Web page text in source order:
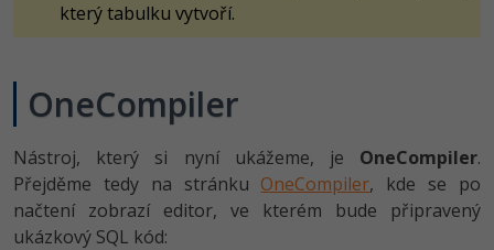
který tabulku vytvoří.
OneCompiler
Nástroj, který si nyní ukážeme, je OneCompiler.
Přejděme tedy na stránku OneCompiler, kde se po
načtení zobrazí editor, ve kterém bude připravený
ukázkový SQL kód: